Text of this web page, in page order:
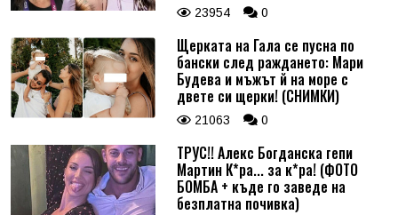
23954 0
Щерката на Гала се пусна по
бански след раждането: Мари
Будева и мъжът й на море с
двете си щерки! (СНИМКИ)
21063 0
ТРУС!! Алекс Богданска гепи
Мартин К*ра... за к*ра! (ФОТО
БОМБА + къде го заведе на
безплатна почивка)